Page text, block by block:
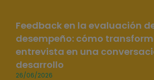
Feedback en la evaluación
desempeño: cómo
entrevista en una
desarrollo
26/06/2026